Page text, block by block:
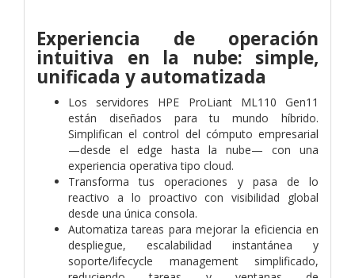
Experiencia de operación
intuitiva en la nube: simple,
unificada y automatizada
Los servidores HPE ProLiant ML110 Gen11
están diseñados para tu mundo híbrido.
Simplifican el control del cómputo empresarial
—desde el edge hasta la nube— con una
experiencia operativa tipo cloud.
Transforma tus operaciones y pasa de lo
reactivo a lo proactivo con visibilidad global
desde una única consola.
Automatiza tareas para mejorar la eficiencia en
despliegue, escalabilidad instantánea y
soporte/lifecycle management simplificado,